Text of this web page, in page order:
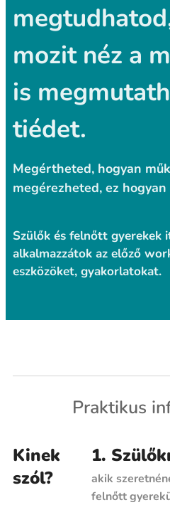
mozit néz a
is
tiédet.
Megértheted, hogyan
megérezheted, ez
Szülők és felnőtt gyerekek
alkalmazzátok az előző
eszközöket, gyakorlatokat.
Praktikus
Kinek
szól?
1.
akik
felnőtt